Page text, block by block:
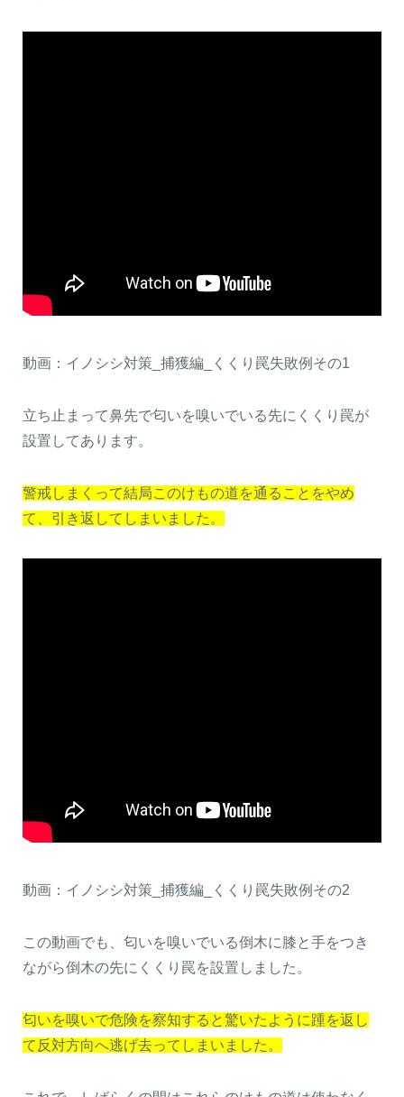
動画：イノシシ対策_捕獲編_くくり罠失敗例その1
立ち止まって鼻先で匂いを嗅いでいる先にくくり罠が
設置してあります。
警戒しまくって結局このけもの道を通ることをやめ
て、引き返してしまいました。
動画：イノシシ対策_捕獲編_くくり罠失敗例その2
この動画でも、匂いを嗅いでいる倒木に膝と手をつき
ながら倒木の先にくくり罠を設置しました。
匂いを嗅いで危険を察知すると驚いたように踵を返し
て反対方向へ逃げ去ってしまいました。